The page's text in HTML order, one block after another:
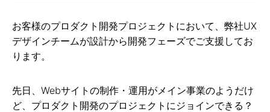
お客様のプロダクト開発プロジェクトにおいて、弊社UX
デザインチームが設計から開発フェーズでご支援してお
ります。
先日、Webサイトの制作・運用がメイン事業のようだけ
ど、プロダクト開発のプロジェクトにジョインできる？